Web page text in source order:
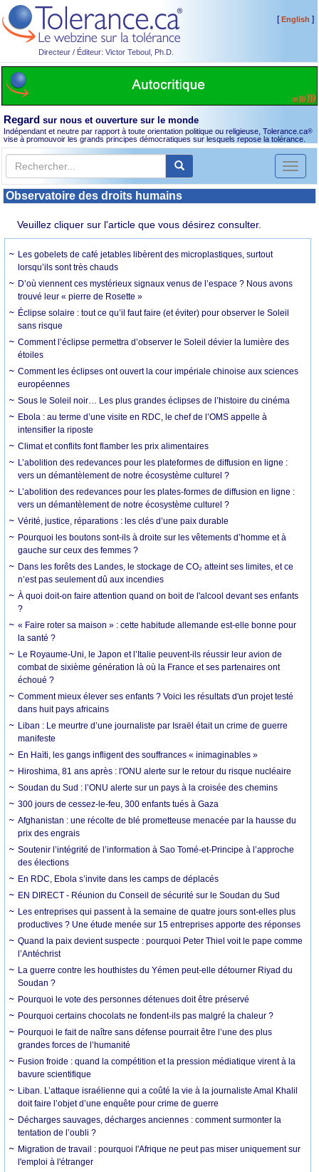
Directeur / Éditeur: Victor Teboul, Ph.D.
[English ]
Regard sur nous et ouverture sur le monde
Indépendant et neutre par rapport à toute orientation politique ou religieuse, Tolerance.ca®
vise à promouvoir les grands principes démocratiques sur lesquels repose la tolérance.
Toggle
Observatoire des droits humains
Veuillez cliquer sur l'article que vous désirez consulter.
Les gobelets de café jetables libèrent des microplastiques, surtout
lorsqu’ils sont très chauds
D’où viennent ces mystérieux signaux venus de l’espace ? Nous avons
trouvé leur « pierre de Rosette »
Éclipse solaire : tout ce qu’il faut faire (et éviter) pour observer le Soleil
sans risque
Comment l’éclipse permettra d’observer le Soleil dévier la lumière des
étoiles
Comment les éclipses ont ouvert la cour impériale chinoise aux sciences
européennes
Sous le Soleil noir… Les plus grandes éclipses de l’histoire du cinéma
Ebola : au terme d’une visite en RDC, le chef de l’OMS appelle à
intensifier la riposte
Climat et conflits font flamber les prix alimentaires
L’abolition des redevances pour les plateformes de diffusion en ligne :
vers un démantèlement de notre écosystème culturel ?
L’abolition des redevances pour les plates-formes de diffusion en ligne :
vers un démantèlement de notre écosystème culturel ?
Vérité, justice, réparations : les clés d’une paix durable
Pourquoi les boutons sont-ils à droite sur les vêtements d’homme et à
gauche sur ceux des femmes ?
Dans les forêts des Landes, le stockage de CO₂ atteint ses limites, et ce
n’est pas seulement dû aux incendies
À quoi doit-on faire attention quand on boit de l'alcool devant ses enfants
?
« Faire roter sa maison » : cette habitude allemande est-elle bonne pour
la santé ?
Le Royaume-Uni, le Japon et l’Italie peuvent-ils réussir leur avion de
combat de sixième génération là où la France et ses partenaires ont
échoué ?
Comment mieux élever ses enfants ? Voici les résultats d'un projet testé
dans huit pays africains
Liban : Le meurtre d’une journaliste par Israël était un crime de guerre
manifeste
En Haïti, les gangs infligent des souffrances « inimaginables »
Hiroshima, 81 ans après : l'ONU alerte sur le retour du risque nucléaire
Soudan du Sud : l’ONU alerte sur un pays à la croisée des chemins
300 jours de cessez-le-feu, 300 enfants tués à Gaza
Afghanistan : une récolte de blé prometteuse menacée par la hausse du
prix des engrais
Soutenir l’intégrité de l’information à Sao Tomé-et-Principe à l’approche
des élections
En RDC, Ebola s’invite dans les camps de déplacés
EN DIRECT - Réunion du Conseil de sécurité sur le Soudan du Sud
Les entreprises qui passent à la semaine de quatre jours sont-elles plus
productives ? Une étude menée sur 15 entreprises apporte des réponses
Quand la paix devient suspecte : pourquoi Peter Thiel voit le pape comme
l’Antéchrist
La guerre contre les houthistes du Yémen peut-elle détourner Riyad du
Soudan ?
Pourquoi le vote des personnes détenues doit être préservé
Pourquoi certains chocolats ne fondent-ils pas malgré la chaleur ?
Pourquoi le fait de naître sans défense pourrait être l’une des plus
grandes forces de l’humanité
Fusion froide : quand la compétition et la pression médiatique virent à la
bavure scientifique
Liban. L’attaque israélienne qui a coûté la vie à la journaliste Amal Khalil
doit faire l’objet d’une enquête pour crime de guerre
Décharges sauvages, décharges anciennes : comment surmonter la
tentation de l’oubli ?
Migration de travail : pourquoi l'Afrique ne peut pas miser uniquement sur
l'emploi à l'étranger